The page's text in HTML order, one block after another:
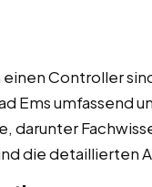
einen Controller
Ems umfassend
darunter
die detaillierten